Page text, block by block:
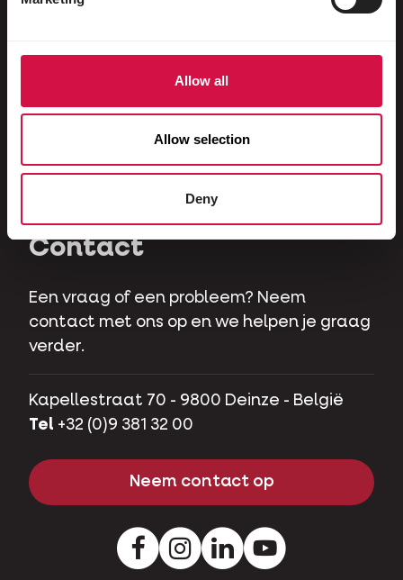
Allow all
Allow selection
Deny
Katten
Herbivoren
Contact
Een vraag of een probleem? Neem
contact met ons op en we helpen je graag
verder.
Kapellestraat 70 - 9800 Deinze - België
Tel +32 (0)9 381 32 00
Neem contact op
FacebookInstagramLinkedInYoutube